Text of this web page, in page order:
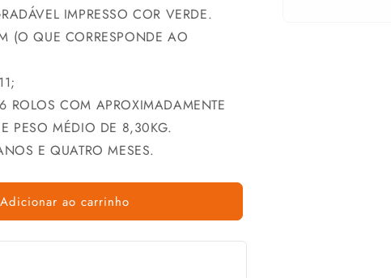
IMPRESSO COR VERDE.
(O QUE CORRESPONDE AO
ROLOS COM APROXIMADAMENTE
PESO MÉDIO DE 8,30KG.
E QUATRO MESES.
Adicionar ao carrinho